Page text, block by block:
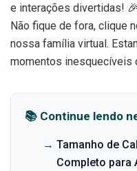
e interações divertidas! 🎉
Não fique de fora, clique
nossa família virtual.
momentos inesquecíveis
📚 Continue lendo
→ Tamanho de
Completo para